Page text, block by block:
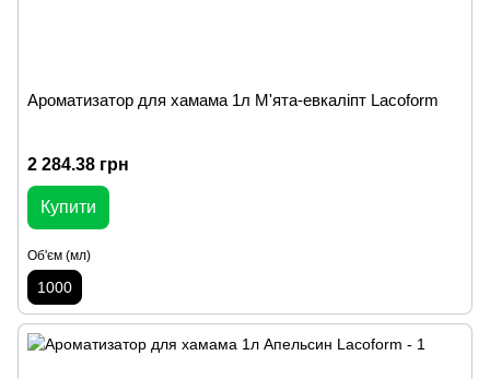
Ароматизатор для хамама 1л М'ята-евкаліпт Lacoform
2 284.38 грн
Купити
Об'єм (мл)
1000